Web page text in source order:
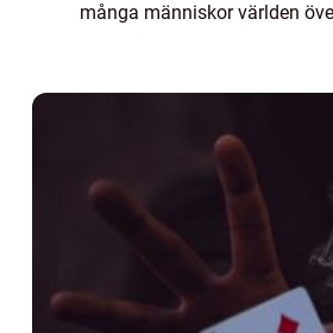
många människor världen